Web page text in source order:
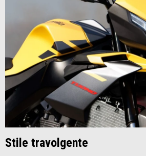
​​​​​​​Stile travolgente